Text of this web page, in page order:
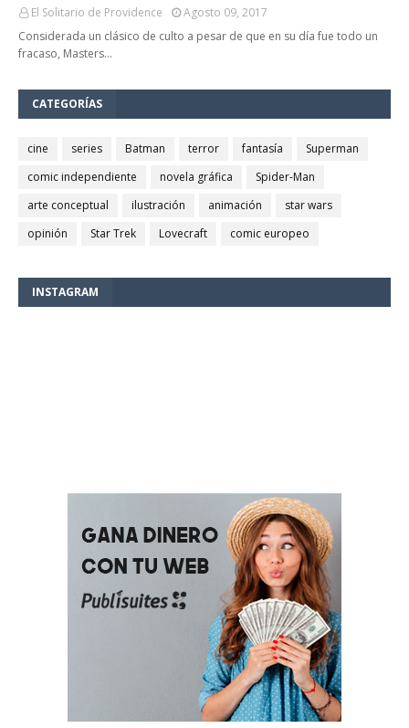
El Solitario de Providence
Agosto 09, 2017
Considerada un clásico de culto a pesar de que en su día fue todo un
fracaso, Masters…
CATEGORÍAS
cine series Batman terror fantasía
Superman
comic independiente
novela gráfica
Spider-Man
arte conceptual
ilustración animación
star wars
opinión
Star Trek Lovecraft comic europeo
INSTAGRAM